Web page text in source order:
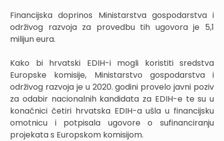
Financijska doprinos Ministarstva gospodarstva i
održivog razvoja za provedbu tih ugovora je 5,1
milijun eura.
Kako bi hrvatski EDIH-i mogli koristiti sredstva
Europske komisije, Ministarstvo gospodarstva i
održivog razvoja je u 2020. godini provelo javni poziv
za odabir nacionalnih kandidata za EDIH-e te su u
konačnici četiri hrvatska EDIH-a ušla u financijsku
omotnicu i potpisala ugovore o sufinanciranju
projekata s Europskom komisijom.